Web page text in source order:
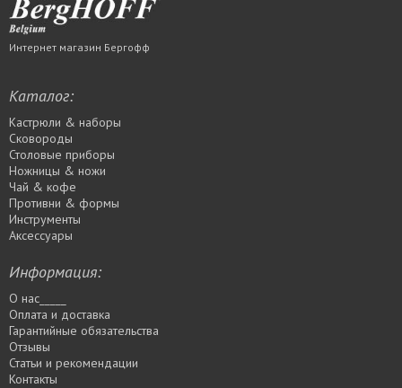
Интернет магазин Бергофф
Каталог:
Кастрюли & наборы
Сковороды
Столовые приборы
Ножницы & ножи
Чай & кофе
Противни & формы
Инструменты
Аксессуары
Информация:
О нас_____
Оплата и доставка
Гарантийные обязательства
Отзывы
Статьи и рекомендации
Контакты